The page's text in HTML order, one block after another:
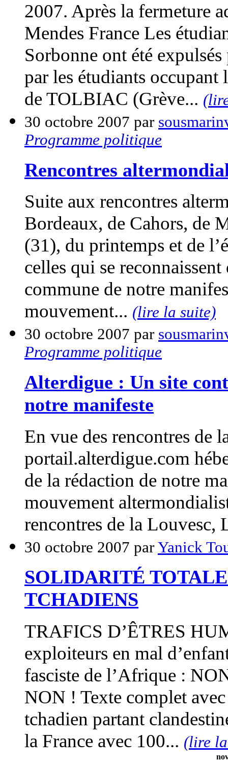
2007. Après la fermeture
Mendes France Les
Sorbonne ont été
par les étudiants occupant
de TOLBIAC (Grève...
30 octobre 2007 par
Programme politique
Rencontres
Suite aux rencontres
Bordeaux, de Cahors, de
(31), du printemps et de
celles qui se
commune de notre
mouvement... (lire la suite)
30 octobre 2007 par
Programme politique
Alterdigue : Un site
notre manifeste
En vue des rencontres de
portail.alterdigue.com
de la rédaction de notre
mouvement
rencontres de la
30 octobre 2007 par Yanick
SOLIDARITÉ
TCHADIENS
TRAFICS D’ÊTRES
exploiteurs en mal
fasciste de l’Afrique :
NON ! Texte complet
tchadien partant
la France avec 100... (lire